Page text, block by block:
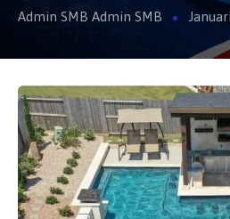
Admin SMB Admin SMB